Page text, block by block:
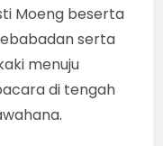
Moeng beserta
serta
menuju
di tengah